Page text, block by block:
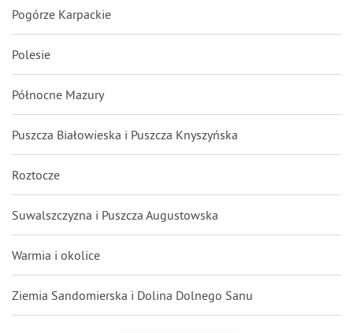
Pogórze Karpackie
Polesie
Północne Mazury
Puszcza Białowieska i Puszcza Knyszyńska
Roztocze
Suwalszczyzna i Puszcza Augustowska
Warmia i okolice
Ziemia Sandomierska i Dolina Dolnego Sanu